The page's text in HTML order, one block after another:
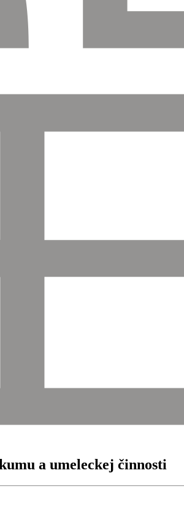
a umeleckej činnosti